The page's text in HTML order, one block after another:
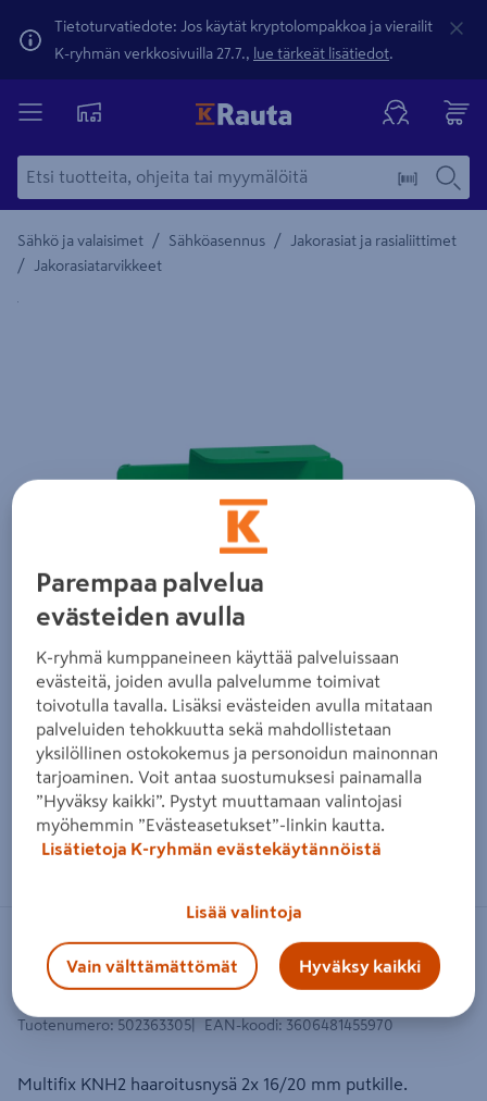
Tietoturvatiedote: Jos käytät kryptolompakkoa ja vierailit
K-ryhmän verkkosivuilla 27.7., lue tärkeät lisätiedot.
Sähkö ja valaisimet / Sähköasennus / Jakorasiat ja rasialiittimet
/ Jakorasiatarvikkeet
Yksityiskohtainen kuvaus löytyy Tuotteen kuvaus -
Zoomaa kuvaa sormilla kosketusnäytöllä
Haaroitusnysä Multifix KNH2 HF
SCHNEIDER ELECTRIC
Tuotenumero: 502363305 EAN-koodi: 3606481455970
Multifix KNH2 haaroitusnysä 2x 16/20 mm putkille.
Parempaa palvelua
evästeiden avulla
K-ryhmä kumppaneineen käyttää palveluissaan
evästeitä, joiden avulla palvelumme toimivat
toivotulla tavalla. Lisäksi evästeiden avulla mitataan
palveluiden tehokkuutta sekä mahdollistetaan
yksilöllinen ostokokemus ja personoidun mainonnan
tarjoaminen. Voit antaa suostumuksesi painamalla
”Hyväksy kaikki”. Pystyt muuttamaan valintojasi
myöhemmin ”Evästeasetukset”-linkin kautta.
Lisätietoja K-ryhmän evästekäytännöistä
Lisää valintoja
Vain välttämättömät Hyväksy kaikki